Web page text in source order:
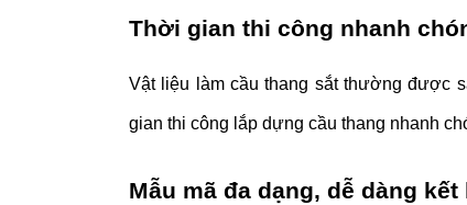
Thời gian thi công nhanh
Vật liệu làm cầu thang sắt thường được
gian thi công lắp dựng cầu thang nhanh
Mẫu mã đa dạng, dễ dàng